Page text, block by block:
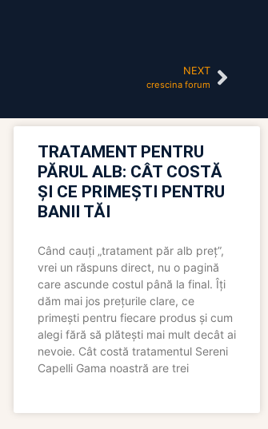
NEXT
crescina forum
TRATAMENT PENTRU
PĂRUL ALB: CÂT COSTĂ
ȘI CE PRIMEȘTI PENTRU
BANII TĂI
Când cauți „tratament păr alb preț”,
vrei un răspuns direct, nu o pagină
care ascunde costul până la final. Îți
dăm mai jos prețurile clare, ce
primești pentru fiecare produs și cum
alegi fără să plătești mai mult decât ai
nevoie. Cât costă tratamentul Sereni
Capelli Gama noastră are trei